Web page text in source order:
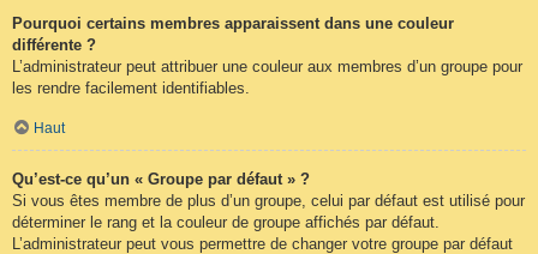
Pourquoi certains membres apparaissent dans une couleur
différente ?
L’administrateur peut attribuer une couleur aux membres d’un groupe pour
les rendre facilement identifiables.
Haut
Qu’est-ce qu’un « Groupe par défaut » ?
Si vous êtes membre de plus d’un groupe, celui par défaut est utilisé pour
déterminer le rang et la couleur de groupe affichés par défaut.
L’administrateur peut vous permettre de changer votre groupe par défaut